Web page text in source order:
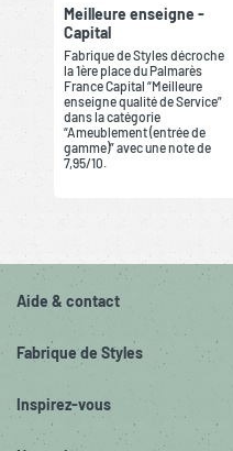
Meilleure enseigne -
Capital
Fabrique de Styles décroche
la 1ère place du Palmarès
France Capital “Meilleure
enseigne qualité de Service”
dans la catégorie
“Ameublement (entrée de
gamme)” avec une note de
7,95/10.
Aide & contact
Fabrique de Styles
Inspirez-vous